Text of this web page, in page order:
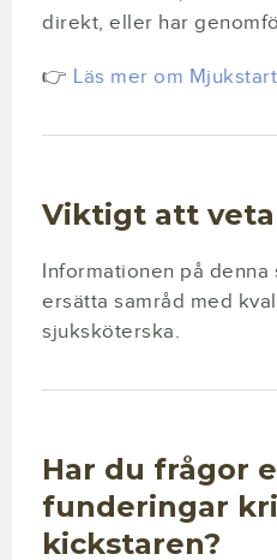
direkt, eller har
👉 Läs mer om
Viktigt att veta
Informationen på
ersätta samråd med
sjuksköterska.
Har du frågor
funderingar
kickstaren?